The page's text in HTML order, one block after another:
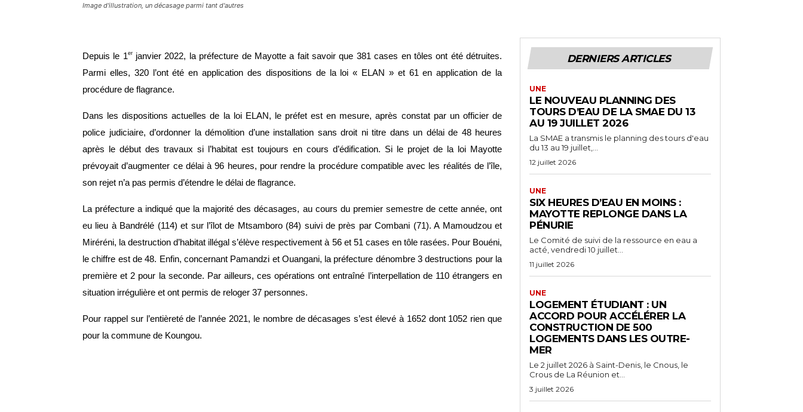
Image d'illustration, un décasage parmi tant d'autres
Depuis le 1er
janvier 2022, la préfecture de Mayotte a fait savoir que 381 cases en tôles ont été détruites.
Parmi elles, 320 l’ont été en application des dispositions de la loi « ELAN » et 61 en application de la
procédure de flagrance.
Dans les dispositions actuelles de la loi ELAN, le préfet est en mesure, après constat par un officier de
police judiciaire, d’ordonner la démolition d’une installation sans droit ni titre dans un délai de 48 heures
après le début des travaux si l’habitat est toujours en cours d’édification. Si le projet de la loi Mayotte
prévoyait d’augmenter ce délai à 96 heures, pour rendre la procédure compatible avec les réalités de l’île,
son rejet n’a pas permis d’étendre le délai de flagrance.
La préfecture a indiqué que la majorité des décasages, au cours du premier semestre de cette année, ont
eu lieu à Bandrélé (114) et sur l’îlot de Mtsamboro (84) suivi de près par Combani (71). A Mamoudzou et
Miréréni, la destruction d’habitat illégal s’élève respectivement à 56 et 51 cases en tôle rasées. Pour Bouéni,
le chiffre est de 48. Enfin, concernant Pamandzi et Ouangani, la préfecture dénombre 3 destructions pour la
première et 2 pour la seconde. Par ailleurs, ces opérations ont entraîné l’interpellation de 110 étrangers en
situation irrégulière et ont permis de reloger 37 personnes.
Pour rappel sur l’entièreté de l’année 2021, le nombre de décasages s’est élevé à 1652 dont 1052 rien que
pour la commune de Koungou.
DERNIERS ARTICLES
UNE
LE NOUVEAU PLANNING DES
TOURS D’EAU DE LA SMAE DU 13
AU 19 JUILLET 2026
La SMAE a transmis le planning des tours d'eau
du 13 au 19 juillet,...
12 juillet 2026
UNE
SIX HEURES D’EAU EN MOINS :
MAYOTTE REPLONGE DANS LA
PÉNURIE
Le Comité de suivi de la ressource en eau a
acté, vendredi 10 juillet...
11 juillet 2026
UNE
LOGEMENT ÉTUDIANT : UN
ACCORD POUR ACCÉLÉRER LA
CONSTRUCTION DE 500
LOGEMENTS DANS LES OUTRE-
MER
Le 2 juillet 2026 à Saint-Denis, le Cnous, le
Crous de La Réunion et...
3 juillet 2026